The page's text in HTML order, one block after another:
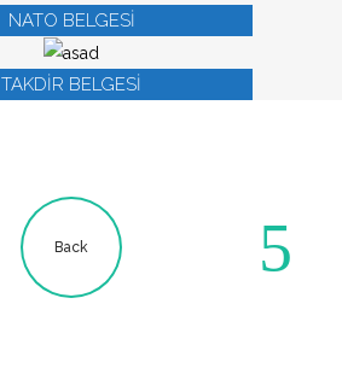
NATO BELGESİ
TAKDİR BELGESİ
Back